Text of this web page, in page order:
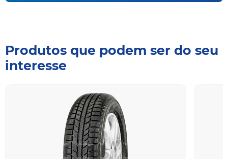
Produtos que podem ser do seu
interesse